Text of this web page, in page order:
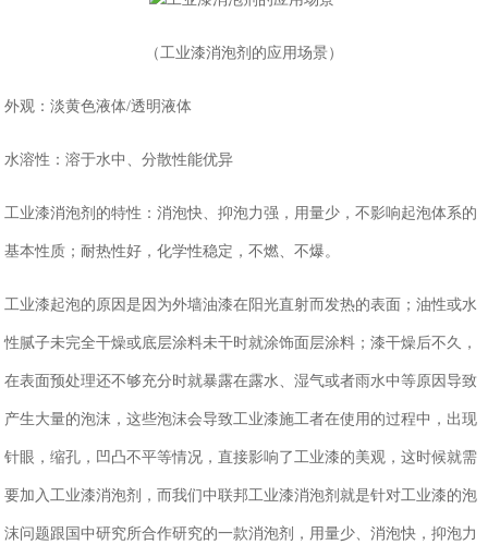
（工业漆消泡剂的应用场景）
外观：淡黄色液体/透明液体
水溶性：溶于水中、分散性能优异
工业漆消泡剂的特性：消泡快、抑泡力强，用量少，不影响起泡体系的
基本性质；耐热性好，化学性稳定，不燃、不爆。
工业漆起泡的原因是因为外墙油漆在阳光直射而发热的表面；油性或水
性腻子未完全干燥或底层涂料未干时就涂饰面层涂料；漆干燥后不久，
在表面预处理还不够充分时就暴露在露水、湿气或者雨水中等原因导致
产生大量的泡沫，这些泡沫会导致工业漆施工者在使用的过程中，出现
针眼，缩孔，凹凸不平等情况，直接影响了工业漆的美观，这时候就需
要加入工业漆消泡剂， 而我们中联邦工业漆消泡剂就是针对工业漆的泡
沫问题跟国中研究所合作研究的一款消泡剂，用量少、消泡快，抑泡力